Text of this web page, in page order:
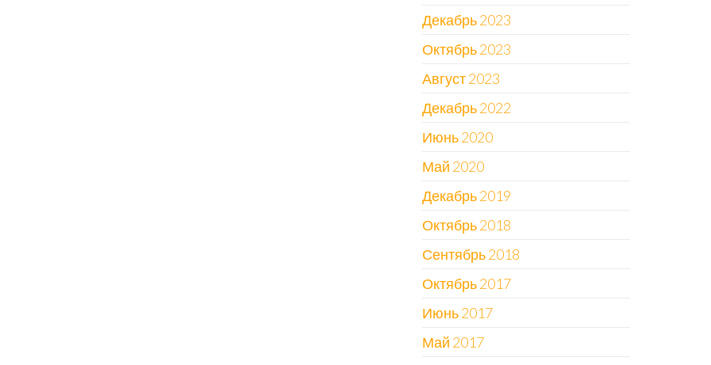
Декабрь 2023
Октябрь 2023
Август 2023
Декабрь 2022
Июнь 2020
Май 2020
Декабрь 2019
Октябрь 2018
Сентябрь 2018
Октябрь 2017
Июнь 2017
Май 2017